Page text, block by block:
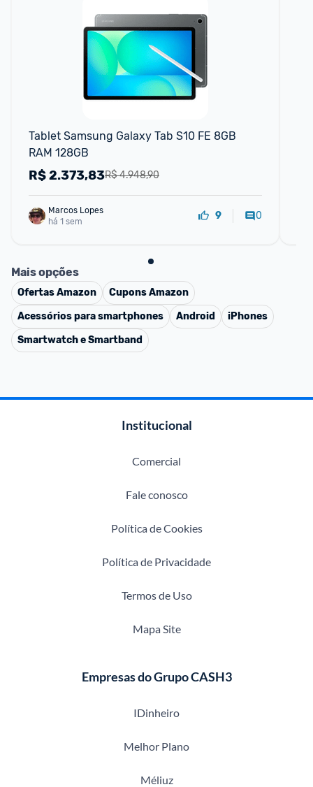
Tablet Samsung Galaxy Tab S10 FE 8GB
RAM 128GB
R$ 4.948,90
R$2.373,83
Marcos Lopes
há 1 sem
9 0
Mais opções
OfertasAmazon CuponsAmazon
Acessórios para smartphones
Android
iPhones
Smartwatch e Smartband
Institucional
Comercial
Fale conosco
Política de Cookies
Política de Privacidade
Termos de Uso
Mapa Site
Empresas do Grupo CASH3
IDinheiro
Melhor Plano
Méliuz